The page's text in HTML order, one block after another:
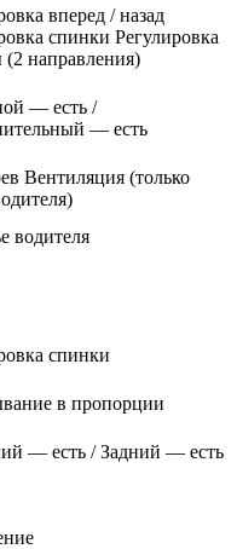
вперед / назад
спинки Регулировка
направления)
— есть /
— есть
Вентиляция (только
водителя
спинки
в пропорции
— есть / Задний — есть